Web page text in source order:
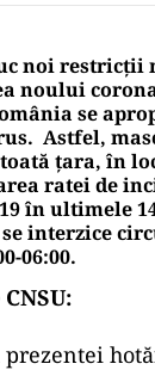
noi restricții
noului
se
Astfel,
țara, în
ratei de
în ultimele
interzice
06:00.
prezentei